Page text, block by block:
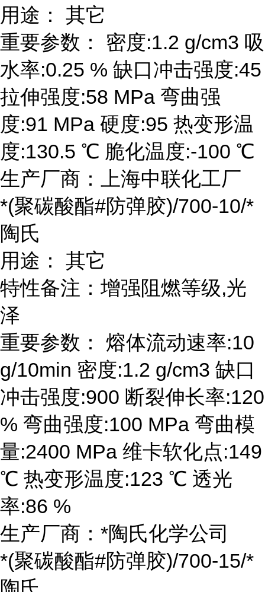
用途： 其它
重要参数： 密度:1.2 g/cm3 吸
水率:0.25 % 缺口冲击强度:45
拉伸强度:58 MPa 弯曲强
度:91 MPa 硬度:95 热变形温
度:130.5 ℃ 脆化温度:-100 ℃
生产厂商：上海中联化工厂
*(聚碳酸酯#防弹胶)/700-10/*
陶氏
用途： 其它
特性备注：增强阻燃等级,光
泽
重要参数： 熔体流动速率:10
g/10min 密度:1.2 g/cm3 缺口
冲击强度:900 断裂伸长率:120
% 弯曲强度:100 MPa 弯曲模
量:2400 MPa 维卡软化点:149
℃ 热变形温度:123 ℃ 透光
率:86 %
生产厂商：*陶氏化学公司
*(聚碳酸酯#防弹胶)/700-15/*